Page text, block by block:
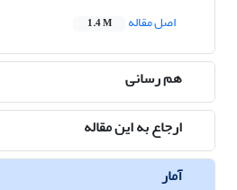
اصل مقاله
1.4 M
هم رسانی
ارجاع به این مقاله
آمار